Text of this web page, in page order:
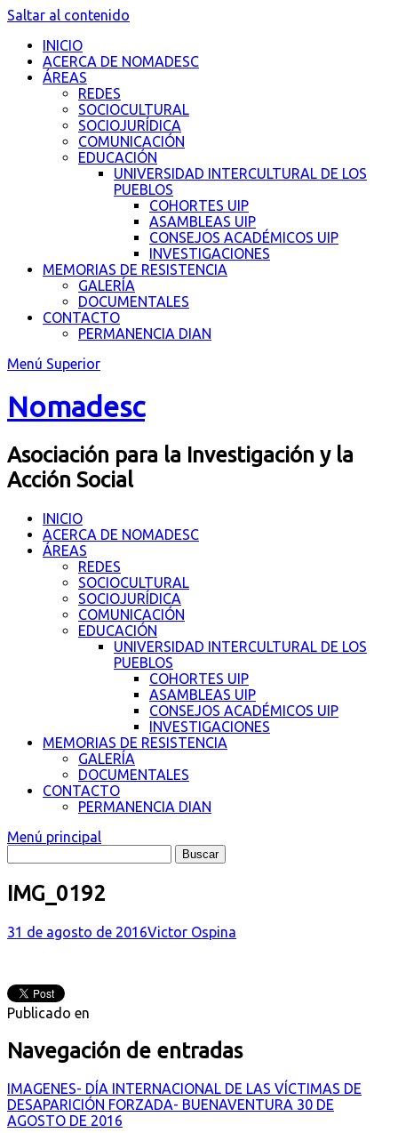
Saltar al contenido
INICIO
ACERCA DE NOMADESC
ÁREAS
REDES
SOCIOCULTURAL
SOCIOJURÍDICA
COMUNICACIÓN
EDUCACIÓN
UNIVERSIDAD INTERCULTURAL DE LOS
PUEBLOS
COHORTES UIP
ASAMBLEAS UIP
CONSEJOS ACADÉMICOS UIP
INVESTIGACIONES
MEMORIAS DE RESISTENCIA
GALERÍA
DOCUMENTALES
CONTACTO
PERMANENCIA DIAN
Menú Superior
Nomadesc
Asociación para la Investigación y la
Acción Social
INICIO
ACERCA DE NOMADESC
ÁREAS
REDES
SOCIOCULTURAL
SOCIOJURÍDICA
COMUNICACIÓN
EDUCACIÓN
UNIVERSIDAD INTERCULTURAL DE LOS
PUEBLOS
COHORTES UIP
ASAMBLEAS UIP
CONSEJOS ACADÉMICOS UIP
INVESTIGACIONES
MEMORIAS DE RESISTENCIA
GALERÍA
DOCUMENTALES
CONTACTO
PERMANENCIA DIAN
Menú principal
IMG_0192
31 de agosto de 2016Victor Ospina
Publicado en
Navegación de entradas
IMAGENES- DÍA INTERNACIONAL DE LAS VÍCTIMAS DE
DESAPARICIÓN FORZADA- BUENAVENTURA 30 DE
AGOSTO DE 2016